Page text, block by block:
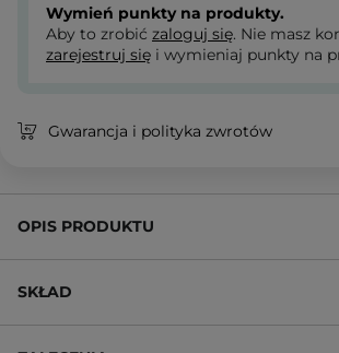
Wymień punkty na produkty.
Aby to zrobić zaloguj się. Nie masz
zarejestruj się i wymieniaj punkty na
Gwarancja i polityka zwrotów
OPIS PRODUKTU
SKŁAD